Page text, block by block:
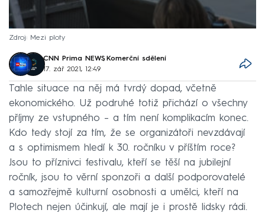
Zdroj: Mezi ploty
CNN Prima NEWS, Komerční sdělení
17. zář 2021, 12:49
Tahle situace na něj má tvrdý dopad, včetně
ekonomického. Už podruhé totiž přichází o všechny
příjmy ze vstupného – a tím není komplikacím konec.
Kdo tedy stojí za tím, že se organizátoři nevzdávají
a s optimismem hledí k 30. ročníku v příštím roce?
Jsou to příznivci festivalu, kteří se těší na jubilejní
ročník, jsou to věrní sponzoři a další podporovatelé
a samozřejmě kulturní osobnosti a umělci, kteří na
Plotech nejen účinkují, ale mají je i prostě lidsky rádi.